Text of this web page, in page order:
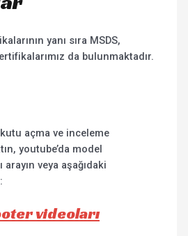
yanı sıra MSDS,
da bulunmaktadır.
açma ve inceleme
youtube’da model
arayın veya aşağıdaki
videoları